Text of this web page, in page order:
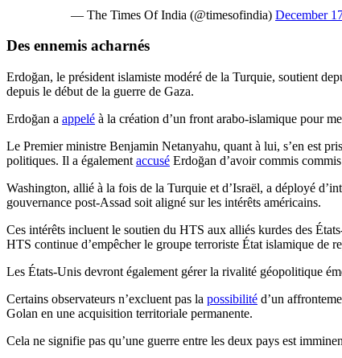
— The Times Of India (@timesofindia) December
Des ennemis acharnés
Erdoğan, le président islamiste modéré de la Turquie, soutient
depuis le début de la guerre de Gaza.
Erdoğan a appelé à la création d’un front arabo-islamique pour
Le Premier ministre Benjamin Netanyahu, quant à lui, s’en est
politiques. Il a également accusé Erdoğan d’avoir commis
Washington, allié à la fois de la Turquie et d’Israël, a déployé
gouvernance post-Assad soit aligné sur les intérêts américains.
Ces intérêts incluent le soutien du HTS aux alliés kurdes des
HTS continue d’empêcher le groupe terroriste État islamique de
Les États-Unis devront également gérer la rivalité géopolitique
Certains observateurs n’excluent pas la possibilité d’un
Golan en une acquisition territoriale permanente.
Cela ne signifie pas qu’une guerre entre les deux pays est